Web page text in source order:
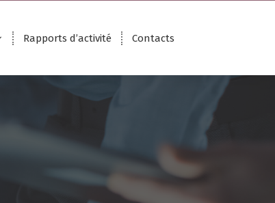
Rapports d’activité Contacts